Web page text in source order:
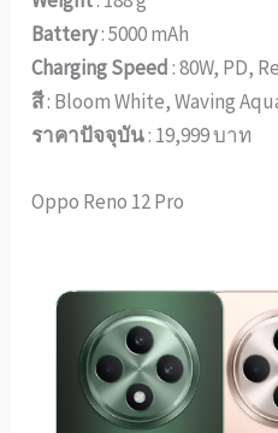
Battery: 5000 mAh
Charging Speed: 80W, PD,
สี: Bloom White, Waving
ราคาปัจจุบัน: 19,999 บาท
Oppo Reno 12 Pro